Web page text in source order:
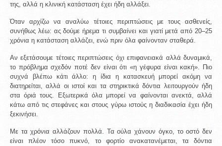
της, αλλά η κλινική κατάσταση έχει ήδη αλλάξει.
Όταν αρχίζω να αναλύω τέτοιες περιπτώσεις με τους ασθενείς,
συνήθως λέω: ας δούμε ήρεμα τι συμβαίνει και γιατί μετά από 20–25
χρόνια η κατάσταση αλλάζει, ενώ πριν όλα φαίνονταν σταθερά.
Αν εξετάσουμε τέτοιες περιπτώσεις όχι επιφανειακά αλλά δυναμικά,
το πρόβλημα σχεδόν ποτέ δεν είναι ότι «η γέφυρα είναι κακή». Πιο
συχνά βλέπω κάτι άλλο: η ίδια η κατασκευή μπορεί ακόμη να
διατηρείται, αλλά οι ιστοί και τα στηρικτικά δόντια λειτουργούν ήδη
στα όριά τους. Εξωτερικά όλα μπορεί να φαίνονται ανεκτά, αλλά
κάτω από τις στεφάνες και στους γύρω ιστούς η διαδικασία έχει ήδη
ξεκινήσει.
Με τα χρόνια αλλάζουν πολλά. Τα ούλα χάνουν όγκο, το οστό δεν
είναι πλέον τόσο πυκνό, το φορτίο ανακατανέμεται, τα δόντια